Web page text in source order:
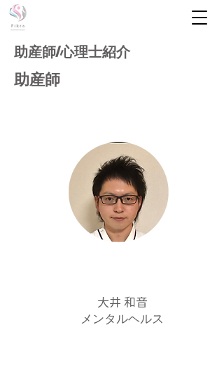
助産師/心理士紹介
助産師
大井 和音
メンタルヘルス